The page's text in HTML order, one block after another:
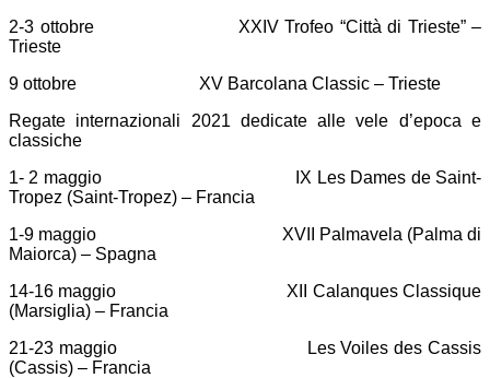
2-3 ottobre XXIV Trofeo “Città di Trieste” –
Trieste
9 ottobre XV Barcolana Classic – Trieste
Regate internazionali 2021 dedicate alle vele d’epoca e
classiche
1- 2 maggio IX Les Dames de Saint-
Tropez (Saint-Tropez) – Francia
1-9 maggio XVII Palmavela (Palma di
Maiorca) – Spagna
14-16 maggio XII Calanques Classique
(Marsiglia) – Francia
21-23 maggio Les Voiles des Cassis
(Cassis) – Francia